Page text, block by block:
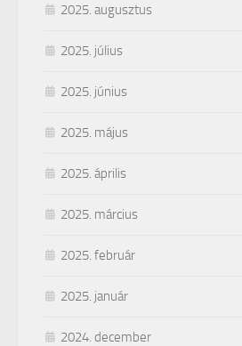
2025. augusztus
2025. július
2025. június
2025. május
2025. április
2025. március
2025. február
2025. január
2024. december